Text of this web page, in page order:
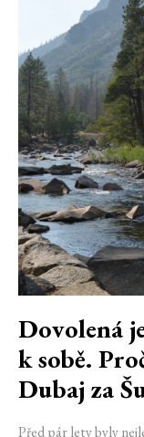
Dovolená
k sobě.
Dubaj za
Před pár lety byly